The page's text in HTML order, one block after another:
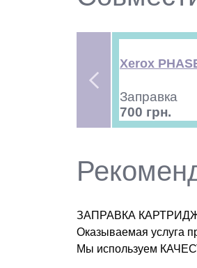
Xerox
Заправка
700 грн.
ЗАПРАВКА
Оказываемая услуга
Мы используем